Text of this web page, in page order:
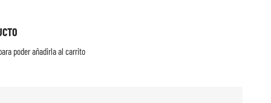
poder añadirla al carrito